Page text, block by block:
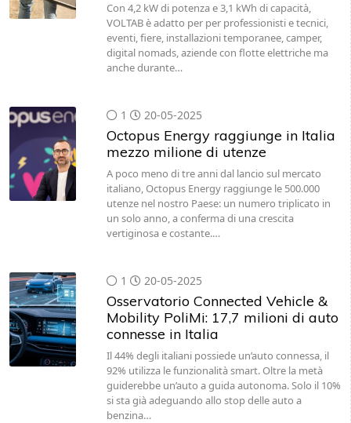
Con 4,2 kW di potenza e 3,1 kWh di capacità,
VOLTAB è adatto per per professionisti e tecnici,
eventi, fiere, installazioni temporanee, camper,
digital nomads, aziende con flotte elettriche ma
anche durante…
1 20-05-2025
Octopus Energy raggiunge in Italia
mezzo milione di utenze
A poco meno di tre anni dal lancio sul mercato
italiano, Octopus Energy raggiunge le 500.000
utenze nel nostro Paese: un numero triplicato in
un solo anno, a conferma di una crescita
vertiginosa e costante.…
1 20-05-2025
Osservatorio Connected Vehicle &
Mobility PoliMi: 17,7 milioni di auto
connesse in Italia
Il 44% degli italiani possiede un’auto connessa, il
92% utilizza le funzionalità smart. Oltre la metà
guiderebbe un’auto a guida autonoma. Solo il 10%
si sta già adeguando allo stop delle auto a
benzina…